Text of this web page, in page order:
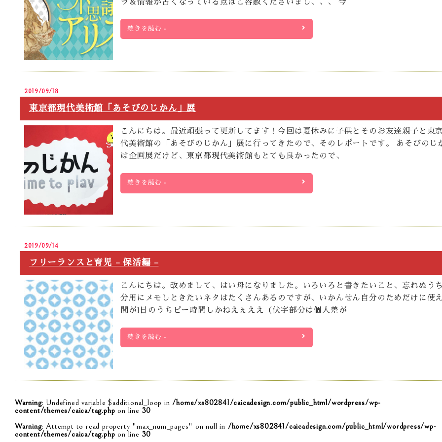
ラ＆情報が古くなっている点はご容赦くださいまし、、、 今
続きを読む »
2019/09/18
東京都現代美術館「あそびのじかん」展
こんにちは。最近頑張って更新してます！今回は夏休みに子供とそのお友達親子と東
代美術館の「あそびのじかん」展に行ってきたので、そのレポートです。 あそびのじ
は企画展だけど、東京都現代美術館もとても良かったので、
続きを読む »
2019/09/14
フリーランスと育児 – 保活編 –
こんにちは。改めまして、はい母になりました。いろいろと書きたいこと、忘れぬう
分用にメモしときたいネタはたくさんあるのですが、いかんせん自分のためだけに使
間が1日のうちピー時間しかねえぇええ（伏字部分は個人差が
続きを読む »
Warning: Undefined variable $additional_loop in /home/xs802841/caicadesign.com/public_html/wordpress/wp-
content/themes/caica/tag.php on line 30
Warning: Attempt to read property "max_num_pages" on null in /home/xs802841/caicadesign.com/public_html/wordpress/wp-
content/themes/caica/tag.php on line 30